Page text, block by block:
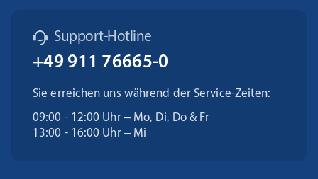
Support-Hotline
+49 911 76665-0
Sie erreichen uns während der Service-Zeiten:
09:00 - 12:00 Uhr – Mo, Di, Do & Fr
13:00 - 16:00 Uhr – Mi